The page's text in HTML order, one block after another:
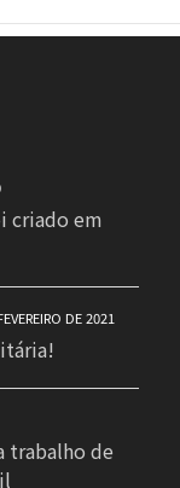
criado em
DE 2021
trabalho de